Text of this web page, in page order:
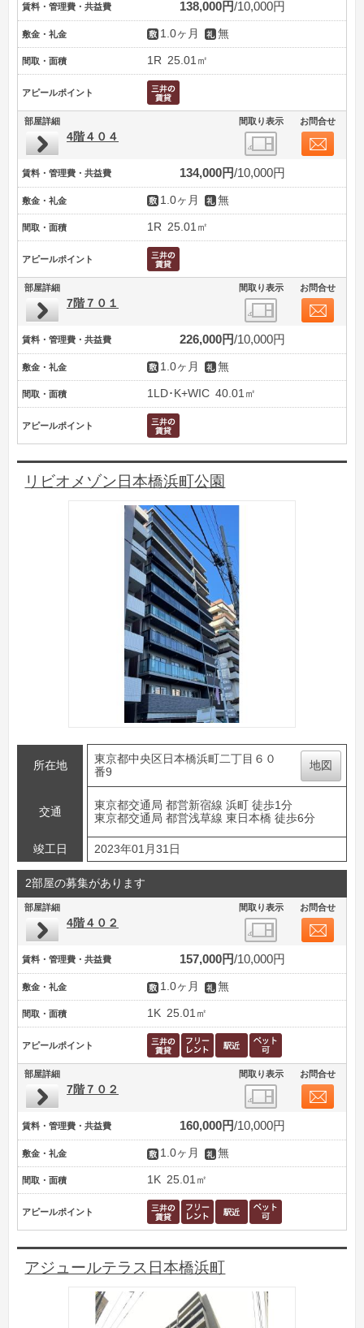
賃料・管理費・共益費 138,000円 10,000円
敷金・礼金 1.0ヶ月 無
間取・面積 1R 25.01㎡
アピールポイント
部屋詳細 間取り表示 お問合せ
4階４０４
賃料・管理費・共益費 134,000円 10,000円
敷金・礼金 1.0ヶ月 無
間取・面積 1R 25.01㎡
アピールポイント
部屋詳細 間取り表示 お問合せ
7階７０１
賃料・管理費・共益費 226,000円 10,000円
敷金・礼金 1.0ヶ月 無
間取・面積 1LD･K+WIC 40.01㎡
アピールポイント
リビオメゾン日本橋浜町公園
所在地
東京都中央区日本橋浜町二丁目６０
番9
地図
交通
東京都交通局 都営新宿線 浜町 徒歩1分
東京都交通局 都営浅草線 東日本橋 徒歩6分
竣工日 2023年01月31日
2部屋の募集があります
部屋詳細 間取り表示 お問合せ
4階４０２
賃料・管理費・共益費 157,000円 10,000円
敷金・礼金 1.0ヶ月 無
間取・面積 1K 25.01㎡
アピールポイント
部屋詳細 間取り表示 お問合せ
7階７０２
賃料・管理費・共益費 160,000円 10,000円
敷金・礼金 1.0ヶ月 無
間取・面積 1K 25.01㎡
アピールポイント
アジュールテラス日本橋浜町